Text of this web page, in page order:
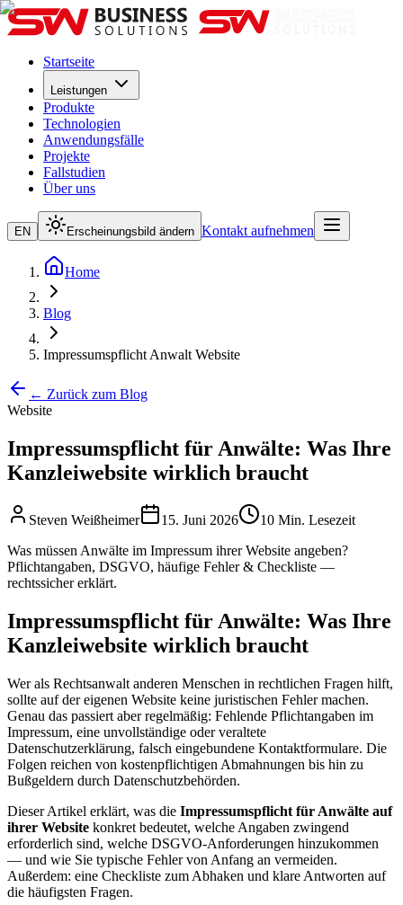
Startseite
Leistungen
Produkte
Technologien
Anwendungsfälle
Projekte
Fallstudien
Über uns
EN Erscheinungsbild ändern Kontakt aufnehmen
Home
Blog
Impressumspflicht Anwalt Website
← Zurück zum Blog
Website
Impressumspflicht für Anwälte: Was Ihre
Kanzleiwebsite wirklich braucht
Steven Weißheimer 15. Juni 2026
10 Min. Lesezeit
Was müssen Anwälte im Impressum ihrer Website angeben?
Pflichtangaben, DSGVO, häufige Fehler & Checkliste —
rechtssicher erklärt.
Impressumspflicht für Anwälte: Was Ihre
Kanzleiwebsite wirklich braucht
Wer als Rechtsanwalt anderen Menschen in rechtlichen Fragen hilft,
sollte auf der eigenen Website keine juristischen Fehler machen.
Genau das passiert aber regelmäßig: Fehlende Pflichtangaben im
Impressum, eine unvollständige oder veraltete
Datenschutzerklärung, falsch eingebundene Kontaktformulare. Die
Folgen reichen von kostenpflichtigen Abmahnungen bis hin zu
Bußgeldern durch Datenschutzbehörden.
Dieser Artikel erklärt, was die Impressumspflicht für Anwälte auf
ihrer Website konkret bedeutet, welche Angaben zwingend
erforderlich sind, welche DSGVO-Anforderungen hinzukommen
— und wie Sie typische Fehler von Anfang an vermeiden.
Außerdem: eine Checkliste zum Abhaken und klare Antworten auf
die häufigsten Fragen.